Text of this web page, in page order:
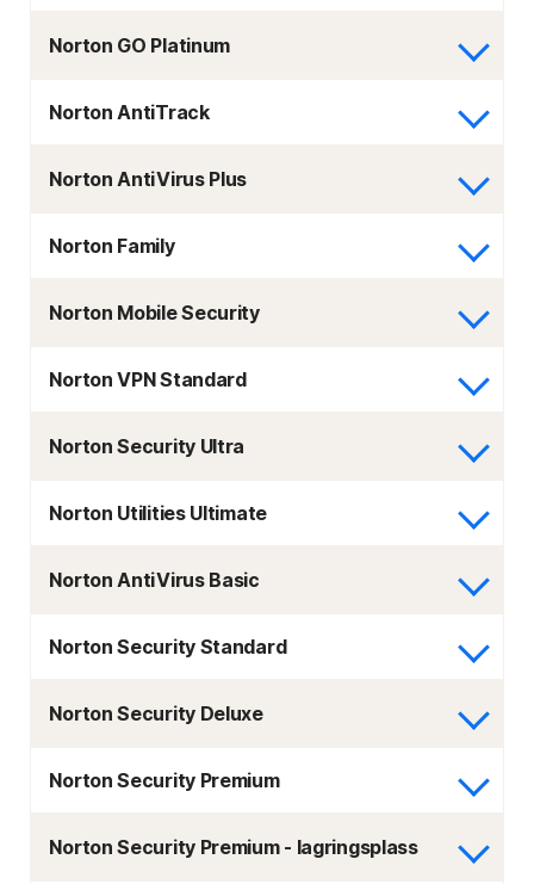
Norton GO Platinum
Norton AntiTrack
Norton AntiVirus Plus
Norton Family
Norton Mobile Security
Norton VPN Standard
Norton Security Ultra
Norton Utilities Ultimate
Norton AntiVirus Basic
Norton Security Standard
Norton Security Deluxe
Norton Security Premium
Norton Security Premium - lagringsplass